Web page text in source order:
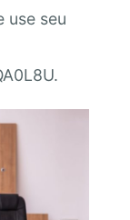
use seu